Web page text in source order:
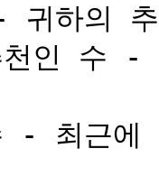
하의
인 수 -
- 최근에